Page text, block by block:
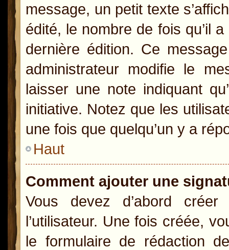
message, un petit texte
édité, le nombre de fois qu’il
dernière édition. Ce
administrateur modifie le
laisser une note indiquant
initiative. Notez que les
une fois que quelqu’un y a
Haut
Comment ajouter une
Vous devez d’abord
l’utilisateur. Une fois créée,
le formulaire de rédaction